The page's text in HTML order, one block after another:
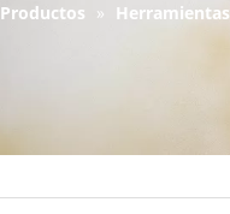
Productos »